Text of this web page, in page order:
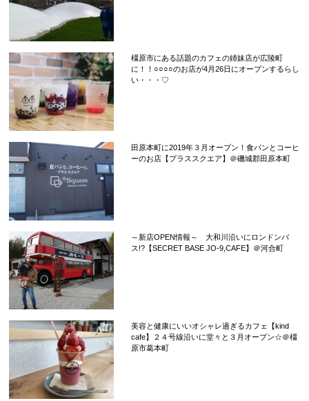
橿原市にある話題のカフェの姉妹店が広陵町
に！！○○○○のお店が4月26日にオープンするらし
い・・・♡
田原本町に2019年３月オープン！食パンとコーヒ
ーのお店【プラススクエア】＠磯城郡田原本町
～新店OPEN情報～ 大和川沿いにロンドンバ
ス!?【SECRET BASE JO-9,CAFE】＠河合町
美容と健康にいいオシャレ過ぎるカフェ【kind
cafe】２４号線沿いに堂々と３月オープン☆＠橿
原市葛本町